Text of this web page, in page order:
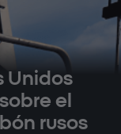
Unidos
el
rusos